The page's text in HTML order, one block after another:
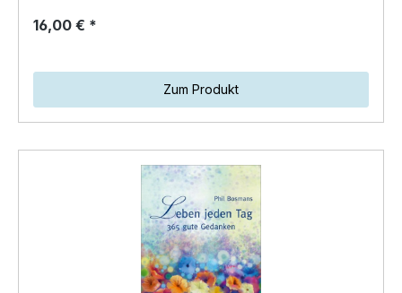
16,00 € *
Zum Produkt